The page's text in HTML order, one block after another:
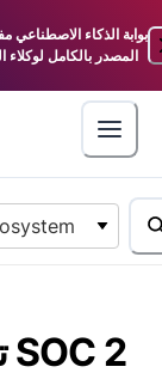
المصدر بالكامل لوكلاء